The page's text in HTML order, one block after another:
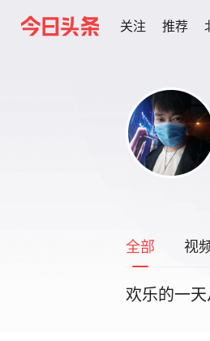
关注 推荐
全部 视
欢乐的一